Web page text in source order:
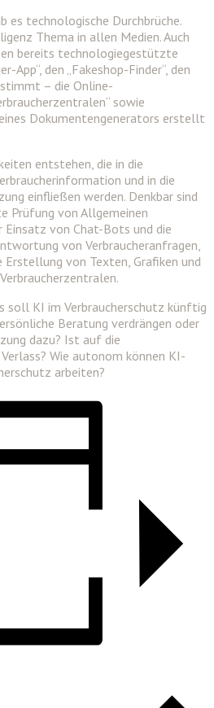
es technologische Durchbrüche.
Thema in allen Medien. Auch
bereits technologiegestützte
App“, den „Fakeshop-Finder“, den
– die Online-
sowie
Dokumentengenerators erstellt
entstehen, die in die
und in die
einfließen werden. Denkbar sind
Prüfung von Allgemeinen
Einsatz von Chat-Bots und die
von Verbraucheranfragen,
von Texten, Grafiken und
soll KI im Verbraucherschutz künftig
Beratung verdrängen oder
dazu? Ist auf die
Wie autonom können KI-
arbeiten?